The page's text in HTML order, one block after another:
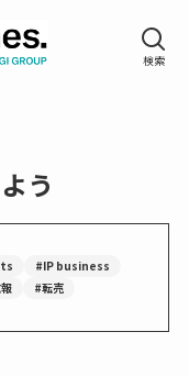
う
#IP business
#転売